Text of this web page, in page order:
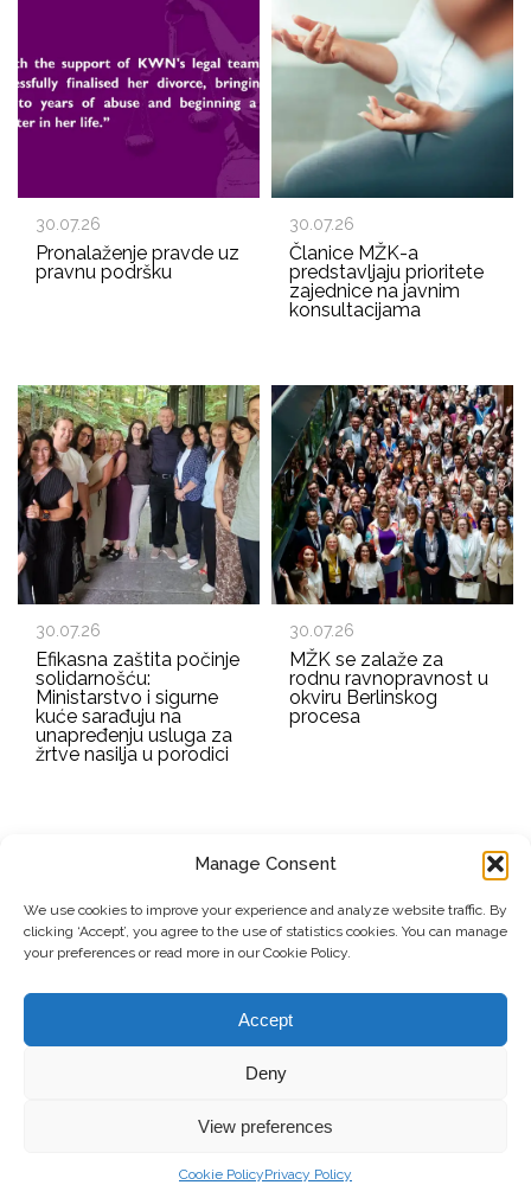
Manage Consent
We use cookies to improve your experience and analyze website traffic. By
clicking ‘Accept’, you agree to the use of statistics cookies. You can manage
your preferences or read more in our Cookie Policy.
Accept
Deny
View preferences
Cookie PolicyPrivacy Policy
30.07.26
Pronalaženje pravde uz
pravnu podršku
30.07.26
Članice MŽK-a
predstavljaju prioritete
zajednice na javnim
konsultacijama
30.07.26
Efikasna zaštita počinje
solidarnošću:
Ministarstvo i sigurne
kuće sarađuju na
unapređenju usluga za
žrtve nasilja u porodici
30.07.26
MŽK se zalaže za
rodnu ravnopravnost u
okviru Berlinskog
procesa
EMAIL ADDRESS
© Copyright, 2026 . Mreža Žena Kosova. Sva prava zadržana.
Privacy Policy